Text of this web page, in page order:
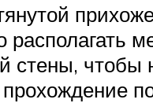
располагать
стены, чтобы
прохождение